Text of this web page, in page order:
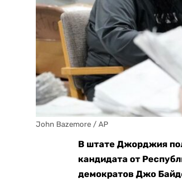
John Bazemore / AP
В штате Джорджия
кандидата от
демократов Джо